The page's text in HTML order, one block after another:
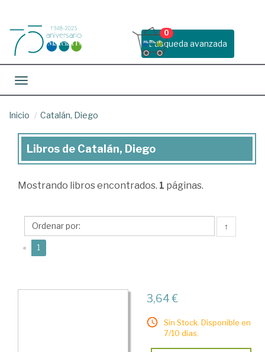
Busqueda avanzada
0
Toggle navigation
Inicio Catalán, Diego
Libros
Catalán,
Libros de Catalán, Diego
Mostrando libros encontrados. 1 páginas.
↑
« 1
3,64 €
Sin Stock. Disponible en
7/10 días.